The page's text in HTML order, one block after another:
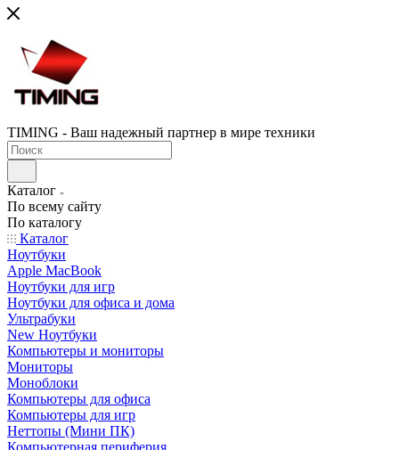
TIMING - Ваш надежный партнер в мире техники
Каталог
По всему сайту
По каталогу
Каталог
Ноутбуки
Apple MacBook
Ноутбуки для игр
Ноутбуки для офиса и дома
Ультрабуки
New Ноутбуки
Компьютеры и мониторы
Мониторы
Моноблоки
Компьютеры для офиса
Компьютеры для игр
Неттопы (Мини ПК)
Компьютерная периферия